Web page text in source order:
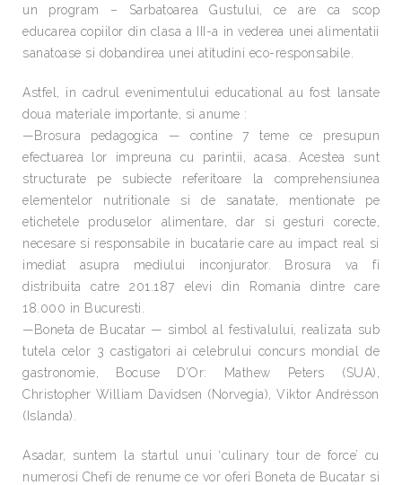
un program – Sarbatoarea Gustului, ce are ca scop
educarea copiilor din clasa a III-a in vederea unei alimentatii
sanatoase si dobandirea unei atitudini eco-responsabile.
Astfel, in cadrul evenimentului educational au fost lansate
doua materiale importante, si anume :
—Brosura pedagogica — contine 7 teme ce presupun
efectuarea lor impreuna cu parintii, acasa. Acestea sunt
structurate pe subiecte referitoare la comprehensiunea
elementelor nutritionale si de sanatate, mentionate pe
etichetele produselor alimentare, dar si gesturi corecte,
necesare si responsabile in bucatarie care au impact real si
imediat asupra mediului inconjurator. Brosura va fi
distribuita catre 201.187 elevi din Romania dintre care
18.000 in Bucuresti.
—Boneta de Bucatar — simbol al festivalului, realizata sub
tutela celor 3 castigatori ai celebrului concurs mondial de
gastronomie, Bocuse D’Or: Mathew Peters (SUA),
Christopher William Davidsen (Norvegia), Viktor Andrésson
(Islanda).
Asadar, suntem la startul unui ‘culinary tour de force’ cu
numerosi Chefi de renume ce vor oferi Boneta de Bucatar si